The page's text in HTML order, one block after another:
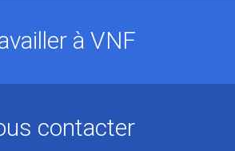
à VNF
contacter